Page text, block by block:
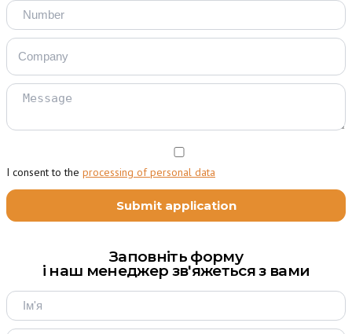
I consent to the processing of personal data
Заповніть форму
і наш менеджер зв'яжеться з вами